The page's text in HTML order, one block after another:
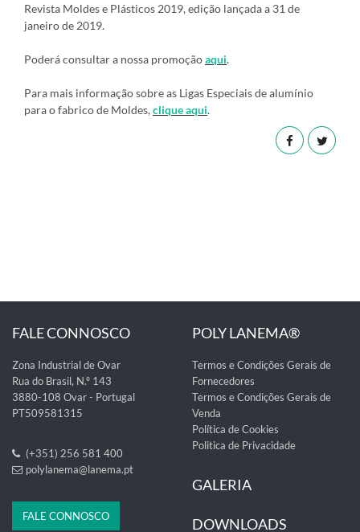
Revista Moldes e Plásticos 2019, edição lançada a 31 de
janeiro de 2019.
Poderá consultar a nossa promoçãoaqui.
Para mais informação sobre as Ligas Especiais de alumínio
para o fabrico de Moldes,clique aqui.
FALE CONNOSCO
Zona Industrial de Ovar
Rua do Brasil, N.º 143
3880-108 Ovar - Portugal
PT509581315
(+351) 256 581 400
polylanema@lanema.pt
FALE CONNOSCO
POLY LANEMA®
Termos e Condições Gerais de
Fornecedores
Termos e Condições Gerais de
Venda
Política de Cookies
Politica de Privacidade
GALERIA
DOWNLOADS